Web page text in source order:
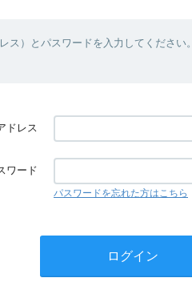
ス）とパスワードを入力してください。
ドレス
ワード
パスワードを忘れた方はこちら